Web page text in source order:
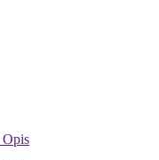
Opis